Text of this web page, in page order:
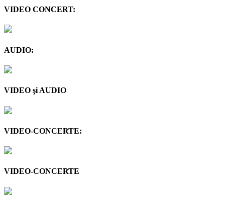
VIDEO CONCERT:
AUDIO:
VIDEO şi AUDIO
VIDEO-CONCERTE:
VIDEO-CONCERTE